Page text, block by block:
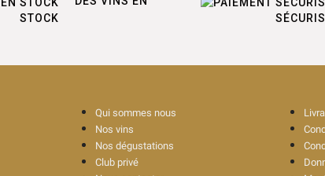
STOCK
Qui sommes nous
Nos vins
Nos dégustations
Club privé